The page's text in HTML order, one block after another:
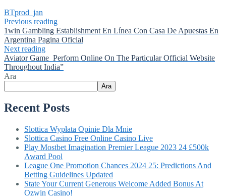
BTprod_jan
Previous reading
1win Gambling Establishment En Línea Con Casa De Apuestas En
Argentina Pagina Oficial
Next reading
Aviator Game ️ Perform Online On The Particular Official Website
Throughout India”
Ara
Ara
Recent Posts
Slottica Wypłata Opinie Dla Mnie
Slottica Casino Free Online Casino Live
Play Mostbet Imagination Premier League 2023 24 £500k
Award Pool
League One Promotion Chances 2024 25: Predictions And
Betting Guidelines Updated
State Your Current Generous Welcome Added Bonus At
Ozwin Casino!